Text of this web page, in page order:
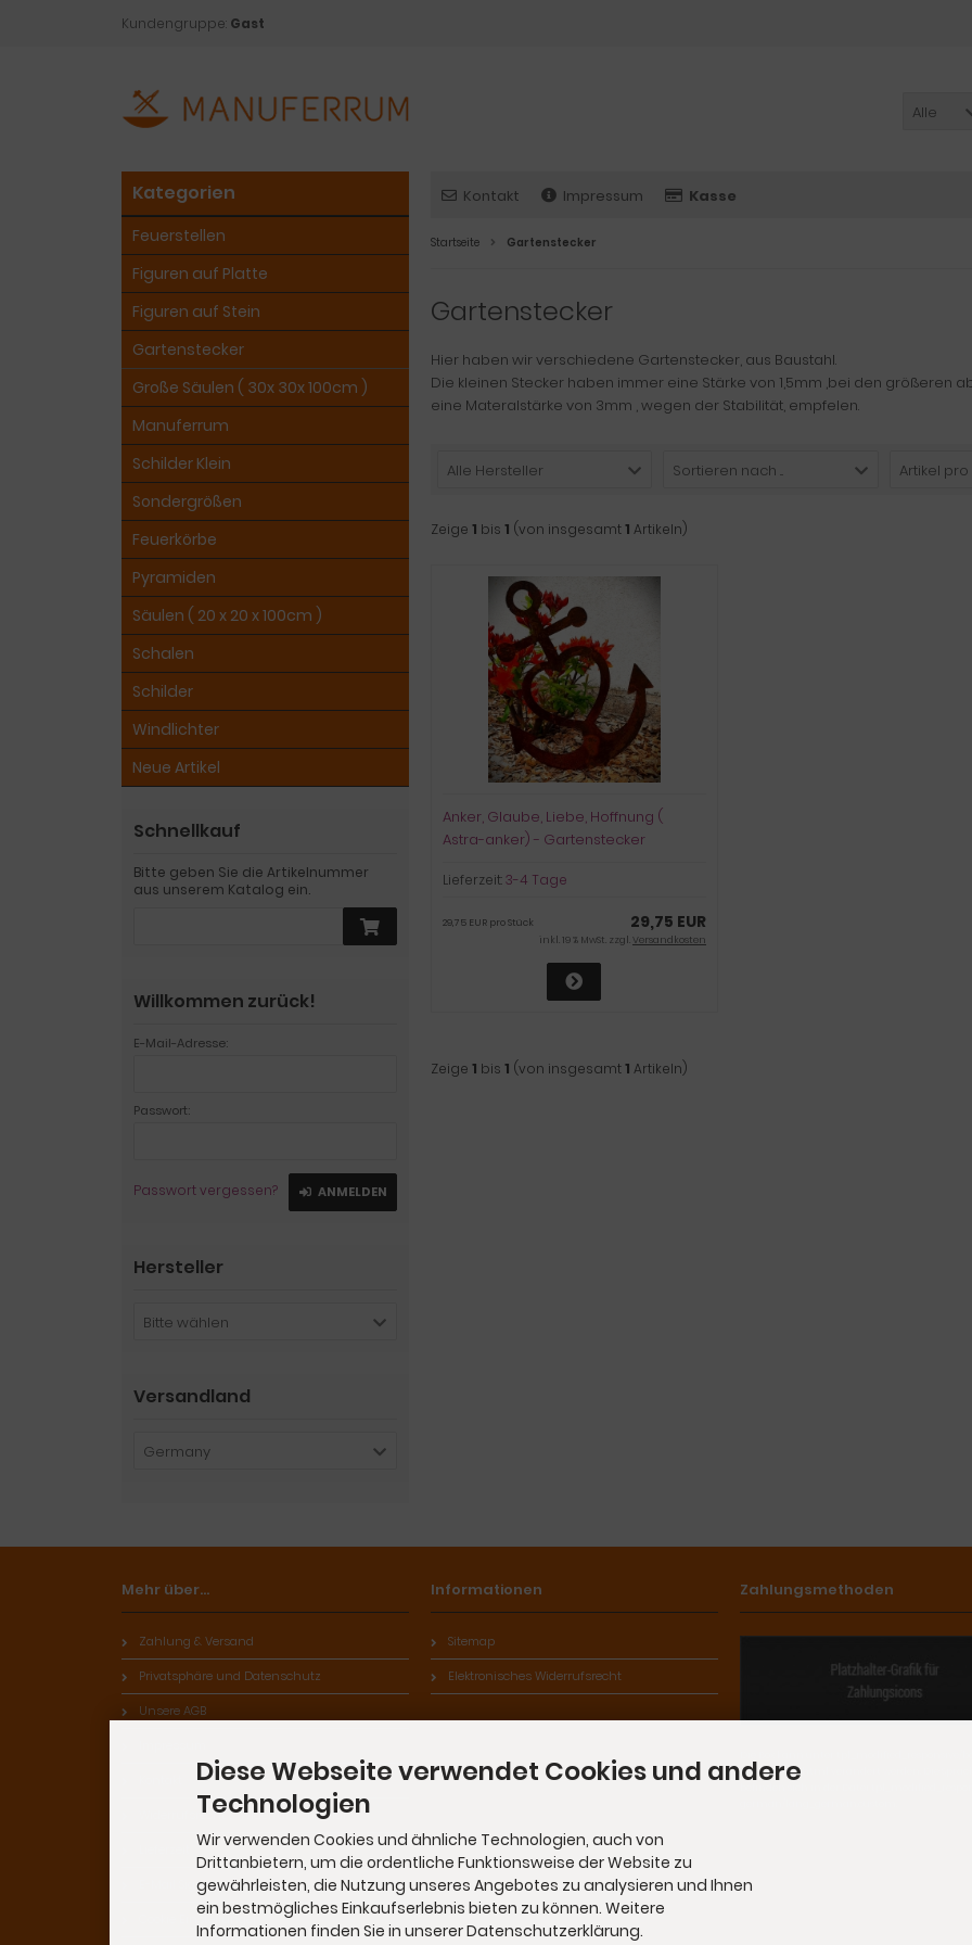
Kundengruppe: Gast
Alle
Kontakt Impressum Kasse
Startseite Gartenstecker
Gartenstecker
Hier haben wir verschiedene Gartenstecker, aus Baustahl.
Die kleinen Stecker haben immer eine Stärke von 1,5mm ,bei den größeren
eine Materalstärke von 3mm , wegen der Stabilität, empfelen.
Alle Hersteller Sortieren nach ... Artikel
Zeige 1 bis 1 (von insgesamt1 Artikeln)
Anker, Glaube, Liebe, Hoffnung (
Astra-anker) - Gartenstecker
Lieferzeit:3-4 Tage
29,75 EUR
29,75 EUR pro Stück
inkl. 19 % MwSt. zzgl.Versandkosten
Zeige 1 bis 1 (von insgesamt1 Artikeln)
Kategorien
Feuerstellen
Figuren auf Platte
Figuren auf Stein
Gartenstecker
Große Säulen ( 30x 30x 100cm )
Manuferrum
Schilder Klein
Sondergrößen
Feuerkörbe
Pyramiden
Säulen ( 20 x 20 x 100cm )
Schalen
Schilder
Windlichter
Neue Artikel
Schnellkauf
Bitte geben Sie die Artikelnummer
aus unserem Katalog ein.
Willkommen zurück!
E-Mail-Adresse:
Passwort:
Passwort vergessen? ANMELDEN
Hersteller
Bitte wählen
Versandland
Germany
Mehr über...
Zahlung & Versand
Privatsphäre und Datenschutz
Unsere AGB
Widerrufsrecht & Widerrufsformular
E-Mail Signatur
Cookie Einstellungen
Informationen
Sitemap
Elektronisches Widerrufsrecht
Zahlungsmethoden
iscellaneous.html verändert werden. Die
Diese Webseite verwendet Cookies und andere
Technologien
Wir verwenden Cookies und ähnliche Technologien, auch von
Drittanbietern, um die ordentliche Funktionsweise der Website zu
gewährleisten, die Nutzung unseres Angebotes zu analysieren und Ihnen
ein bestmögliches Einkaufserlebnis bieten zu können. Weitere
Informationen finden Sie in unserer Datenschutzerklärung.